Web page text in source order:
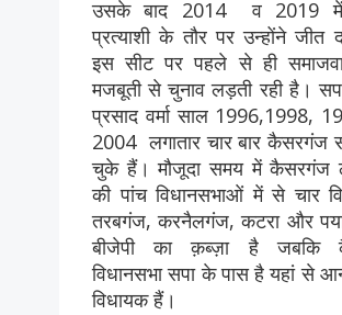
उसके बाद 2014 व 2019 में
प्रत्याशी के तौर पर उन्होंने जीत
इस सीट पर पहले से ही
मजबूती से चुनाव लड़ती रही है।
प्रसाद वर्मा साल 1996,1998,
2004 लगातार चार बार कैसरगंज
चुके हैं। मौजूदा समय में कैसरगंज
की पांच विधानसभाओं में से चार
तरबगंज, करनैलगंज, कटरा और
बीजेपी का क़ब्ज़ा है जबकि
विधानसभा सपा के पास है यहां से
विधायक हैं।